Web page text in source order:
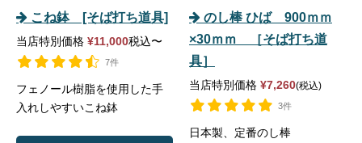
こね鉢 [そば打ち道具]
当店特別価格 ¥11,000税込〜
7件
フェノール樹脂を使用した手
入れしやすいこね鉢
のし棒 ひば 900ｍｍ
×30ｍｍ ［そば打ち道
具］
当店特別価格 ¥7,260 税込
3件
日本製、定番のし棒